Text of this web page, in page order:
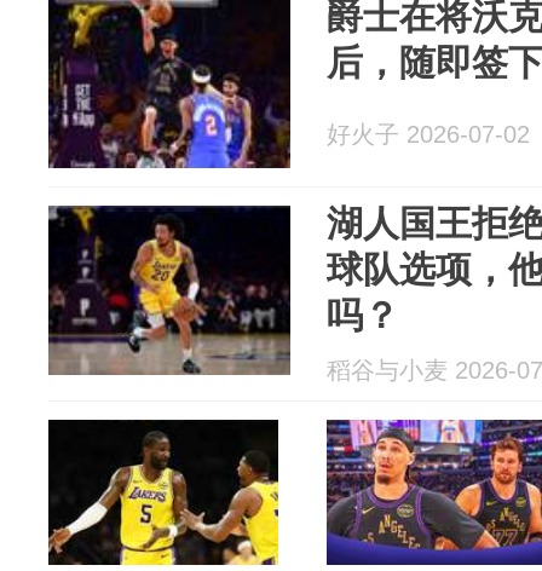
爵士在将沃
后，随即签
好火子 2026-07-02
湖人国王拒
球队选项，
吗？
稻谷与小麦 2026-